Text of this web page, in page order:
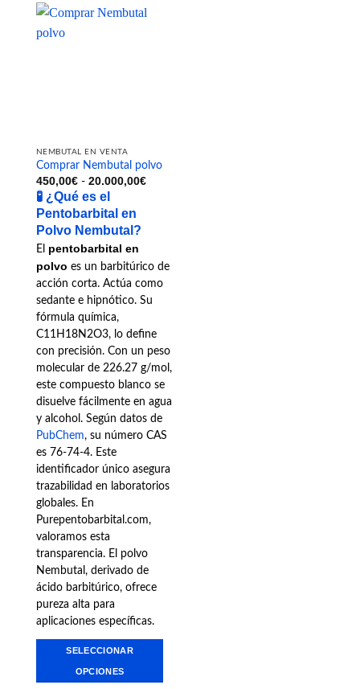
tiene
múltiples
en
la
página
de
producto
NEMBUTAL EN VENTA
Comprar Nembutal polvo
450,00€ - 20.000,00€Rango
🧪 ¿Qué es el
Pentobarbital en
Polvo Nembutal?
El pentobarbital en
polvo es un barbitúrico de
acción corta. Actúa como
sedante e hipnótico. Su
fórmula química,
C11H18N2O3, lo define
con precisión. Con un peso
molecular de 226.27 g/mol,
este compuesto blanco se
disuelve fácilmente en agua
y alcohol. Según datos de
PubChem, su número CAS
es 76-74-4. Este
identificador único asegura
trazabilidad en laboratorios
globales. En
Purepentobarbital.com,
valoramos esta
transparencia. El polvo
Nembutal, derivado de
ácido barbitúrico, ofrece
pureza alta para
aplicaciones específicas.
SELECCIONAR
OPCIONES